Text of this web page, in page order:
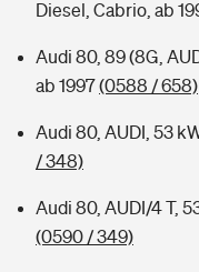
Diesel, Cabrio, ab
Audi 80, 89 (8G,
ab 1997(0588 / 658)
Audi 80, AUDI, 53
/ 348)
Audi 80, AUDI/4 T,
(0590 / 349)